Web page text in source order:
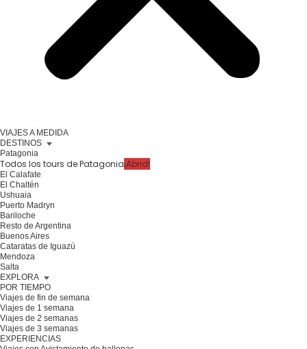
VIAJES A MEDIDA
DESTINOS
Patagonia
Todos los tours de Patagonia¡Abrid!
El Calafate
El Chaltén
Ushuaia
Puerto Madryn
Bariloche
Resto de Argentina
Buenos Aires
Cataratas de Iguazú
Mendoza
Salta
EXPLORA
POR TIEMPO
Viajes de fin de semana
Viajes de 1 semana
Viajes de 2 semanas
Viajes de 3 semanas
EXPERIENCIAS